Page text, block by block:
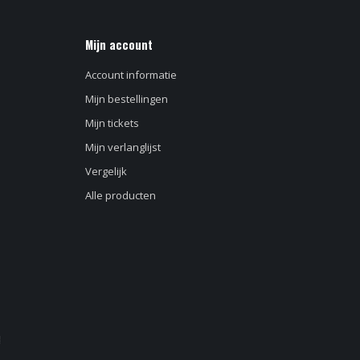
Mijn account
Account informatie
Mijn bestellingen
Mijn tickets
Mijn verlanglijst
Vergelijk
Alle producten